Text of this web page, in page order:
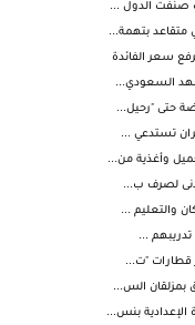
متقاعد بتهمة...
سعر الفائدة
عهد السعودي...
حتى "رحيل...
تستدعي ...
وأغذية من...
لصرف ب...
والتعليم ...
قطارات "ت...
بمزلقان الس...
بنس...